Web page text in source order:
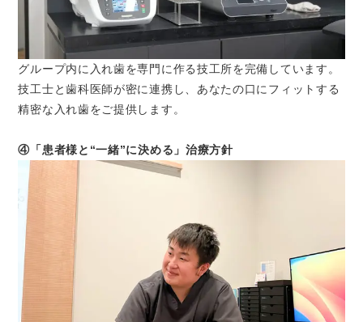
グループ内に入れ歯を専門に作る技工所を完備しています。
技工士と歯科医師が密に連携し、あなたの口にフィットする
精密な入れ歯をご提供します。
④「患者様と“一緒”に決める」治療方針